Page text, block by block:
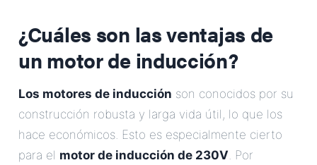
¿Cuáles son las ventajas de
un motor de inducción?
Los motores de inducción son conocidos por su
construcción robusta y larga vida útil, lo que los
hace económicos. Esto es especialmente cierto
para el motor de inducción de 230V. Por